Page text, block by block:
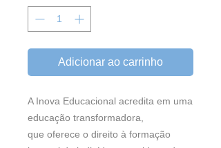
Adicionar ao carrinho
A Inova Educacional acredita em uma
educação transformadora,
que oferece o direito à formação